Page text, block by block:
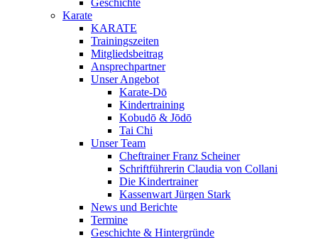
Geschichte
Karate
KARATE
Trainingszeiten
Mitgliedsbeitrag
Ansprechpartner
Unser Angebot
Karate-Dō
Kindertraining
Kobudō & Jōdō
Tai Chi
Unser Team
Cheftrainer Franz Scheiner
Schriftführerin Claudia von Collani
Die Kindertrainer
Kassenwart Jürgen Stark
News und Berichte
Termine
Geschichte & Hintergründe